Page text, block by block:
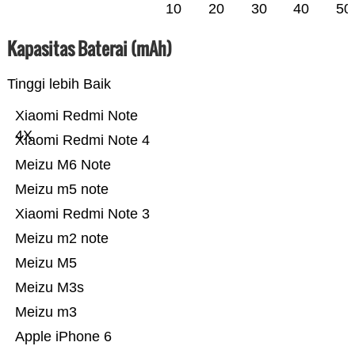
10 20 30 40 50
Kapasitas Baterai (mAh)
Tinggi lebih Baik
Apple iPhone 6
Meizu m3
Meizu M3s
Meizu M5
Meizu m2 note
Xiaomi Redmi Note 3
Meizu m5 note
Meizu M6 Note
Xiaomi Redmi Note 4
Xiaomi Redmi Note
4X